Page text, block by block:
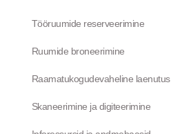
Tööruumide reserveerimine
Ruumide broneerimine
Raamatukogudevaheline laenutus
Skaneerimine ja digiteerimine